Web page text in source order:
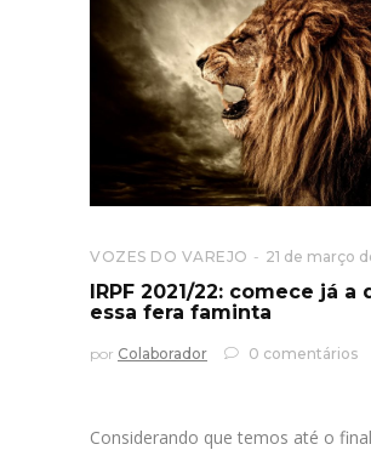
VOZES DO VAREJO 21 de março
IRPF 2021/22: comece já a
essa fera faminta
por Colaborador 0 comentários
Considerando que temos até o